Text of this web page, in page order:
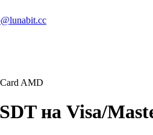
AMD
на Visa/